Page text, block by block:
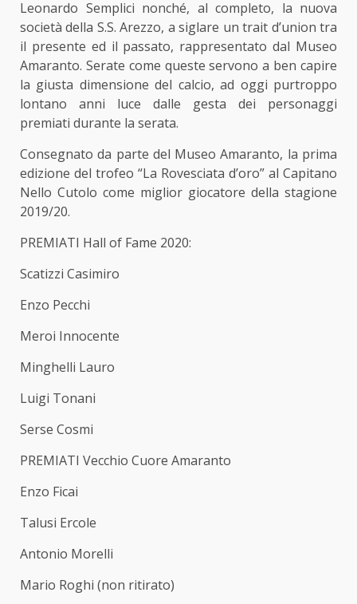
Leonardo Semplici nonché, al completo, la nuova
società della S.S. Arezzo, a siglare un trait d’union tra
il presente ed il passato, rappresentato dal Museo
Amaranto. Serate come queste servono a ben capire
la giusta dimensione del calcio, ad oggi purtroppo
lontano anni luce dalle gesta dei personaggi
premiati durante la serata.
Consegnato da parte del Museo Amaranto, la prima
edizione del trofeo “La Rovesciata d’oro” al Capitano
Nello Cutolo come miglior giocatore della stagione
2019/20.
PREMIATI Hall of Fame 2020:
Scatizzi Casimiro
Enzo Pecchi
Meroi Innocente
Minghelli Lauro
Luigi Tonani
Serse Cosmi
PREMIATI Vecchio Cuore Amaranto
Enzo Ficai
Talusi Ercole
Antonio Morelli
Mario Roghi (non ritirato)